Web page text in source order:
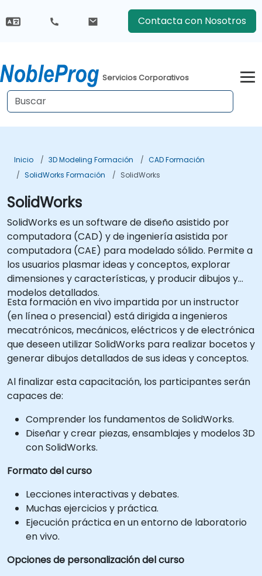
Contacta con Nosotros
Servicios Corporativos
Inicio 3D Modeling Formación
CAD Formación
SolidWorks Formación
SolidWorks
SolidWorks
SolidWorks es un software de diseño asistido por
computadora (CAD) y de ingeniería asistida por
computadora (CAE) para modelado sólido. Permite a
los usuarios plasmar ideas y conceptos, explorar
dimensiones y características, y producir dibujos y
modelos detallados.
Esta formación en vivo impartida por un instructor
(en línea o presencial) está dirigida a ingenieros
mecatrónicos, mecánicos, eléctricos y de electrónica
que deseen utilizar SolidWorks para realizar bocetos y
generar dibujos detallados de sus ideas y conceptos.
Al finalizar esta capacitación, los participantes serán
capaces de:
Comprender los fundamentos de SolidWorks.
Diseñar y crear piezas, ensamblajes y modelos 3D
con SolidWorks.
Formato del curso
Lecciones interactivas y debates.
Muchas ejercicios y práctica.
Ejecución práctica en un entorno de laboratorio
en vivo.
Opciones de personalización del curso